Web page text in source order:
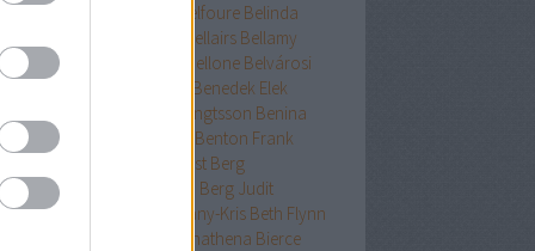
Stowe
Belfoure Belinda
Bellairs Bellamy
Belle Bellinger-nővérek Bellone Belvárosi
Benedek Elek
Bengtsson Benina
Benkő
Benton Frank
Berest Berg
Berg Judit
Berry Bethany-Kris Beth Flynn
Bhathena Bierce